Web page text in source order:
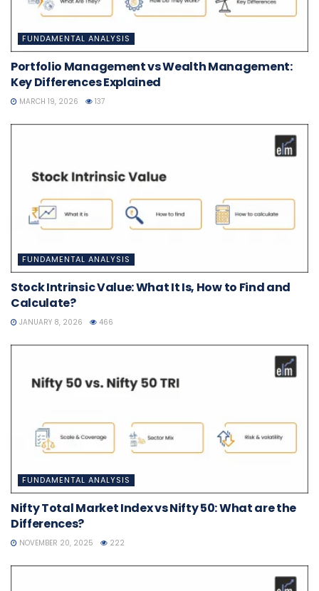
FUNDAMENTAL ANALYSIS
Portfolio Management vs Wealth Management:
Key Differences Explained
MARCH 19, 2026 137
FUNDAMENTAL ANALYSIS
Stock Intrinsic Value: What It Is, How to Find and
Calculate?
JANUARY 8, 2026 466
FUNDAMENTAL ANALYSIS
Nifty Total Market Index vs Nifty 50: What are the
Differences?
NOVEMBER 20, 2025 222